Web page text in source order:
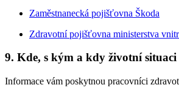
Zaměstnanecká pojišťovna Škoda
Zdravotní pojišťovna ministerstva
9. Kde, s kým a kdy životní situaci
Informace vám poskytnou pracovníci